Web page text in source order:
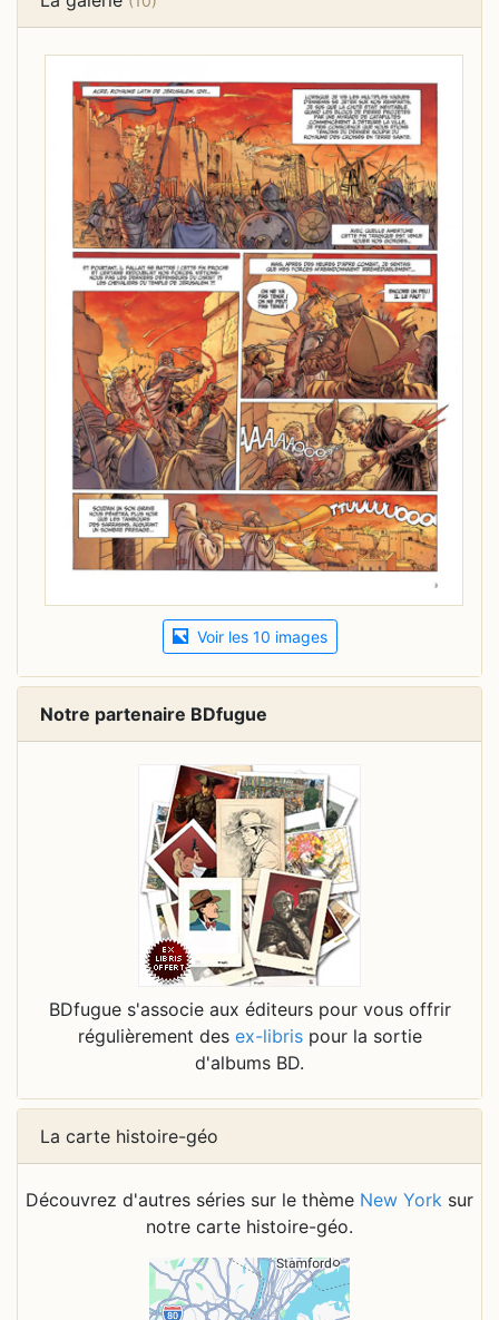
Voir les 10 images
Notre partenaire BDfugue
BDfugue s'associe aux éditeurs pour vous offrir
régulièrement des ex-librispour la sortie
d'albums BD.
La carte histoire-géo
Découvrez d'autres séries sur le thème New York sur
notre carte histoire-géo.